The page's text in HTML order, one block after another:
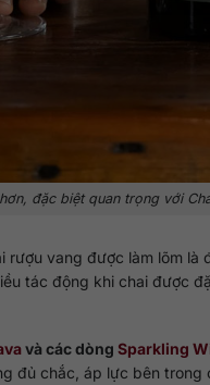
đặc biệt quan trọng với
rượu vang được làm lõm là
tác động khi chai được
và các dòng Sparkling
đủ chắc, áp lực bên